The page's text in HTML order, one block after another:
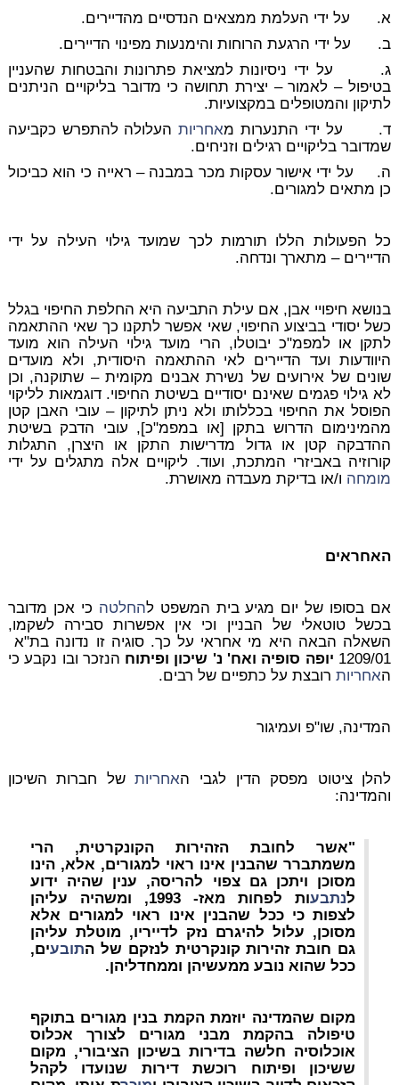
א. על ידי העלמת ממצאים הנדסיים מהדיירים.
ב. על ידי הרגעת הרוחות והימנעות מפינוי הדיירים.
ג. על ידי ניסיונות למציאת פתרונות והבטחות שהעניין
בטיפול – לאמור – יצירת תחושה כי מדובר בליקויים הניתנים
לתיקון והמטופלים במקצועיות.
ד. על ידי התנערות מאחריותהעלולה להתפרש כקביעה
שמדובר בליקויים רגילים וזניחים.
ה. על ידי אישור עסקות מכר במבנה – ראייה כי הוא כביכול
כן מתאים למגורים.
כל הפעולות הללו תורמות לכך שמועד גילוי העילה על ידי
הדיירים – מתארך ונדחה.
בנושא חיפויי אבן, אם עילת התביעה היא החלפת החיפוי בגלל
כשל יסודי בביצוע החיפוי, שאי אפשר לתקנו כך שאי ההתאמה
לתקן או למפמ"כ יבוטלו, הרי מועד גילוי העילה הוא מועד
היוודעות ועד הדיירים לאי ההתאמה היסודית, ולא מועדים
שונים של אירועים של נשירת אבנים מקומית – שתוקנה, וכן
לא גילוי פגמים שאינם יסודיים בשיטת החיפוי. דוגמאות לליקוי
הפוסל את החיפוי בכללותו ולא ניתן לתיקון – עובי האבן קטן
מהמינימום הדרוש בתקן [או במפמ"כ], עובי הדבק בשיטת
ההדבקה קטן או גדול מדרישות התקן או היצרן, התגלות
קורוזיה באביזרי המתכת, ועוד. ליקויים אלה מתגלים על ידי
מומחה ו/או בדיקת מעבדה מאושרת.
האחראים
אם בסופו של יום מגיע בית המשפט להחלטה כי אכן מדובר
בכשל טוטאלי של הבניין וכי אין אפשרות סבירה לשקמו,
השאלה הבאה היא מי אחראי על כך. סוגיה זו נדונה בת"א
1209/01 יופה סופיה ואח' נ' שיכון ופיתוח הנזכר ובו נקבע כי
האחריותרובצת על כתפיים של רבים.
המדינה, שו"פ ועמיגור
להלן ציטוט מפסק הדין לגבי האחריותשל חברות השיכון
והמדינה:
"אשר לחובת הזהירות הקונקרטית, הרי
משמתברר שהבנין אינו ראוי למגורים, אלא, הינו
מסוכן ויתכן גם צפוי להריסה, ענין שהיה ידוע
לנתבע
ות לפחות מאז- 1993, ומשהיה עליהן
לצפות כי ככל שהבנין אינו ראוי למגורים אלא
מסוכן, עלול להיגרם נזק לדייריו, מוטלת עליהן
גם חובת זהירות קונקרטית לנזקם של התובעים,
ככל שהוא נובע ממעשיהן וממחדליהן.
מקום שהמדינה יוזמת הקמת בנין מגורים בתוקף
טיפולה בהקמת מבני מגורים לצורך אכלוס
אוכלוסיה חלשה בדירות בשיכון הציבורי, מקום
ששיכון ופיתוח רוכשת דירות שנועדו לקהל